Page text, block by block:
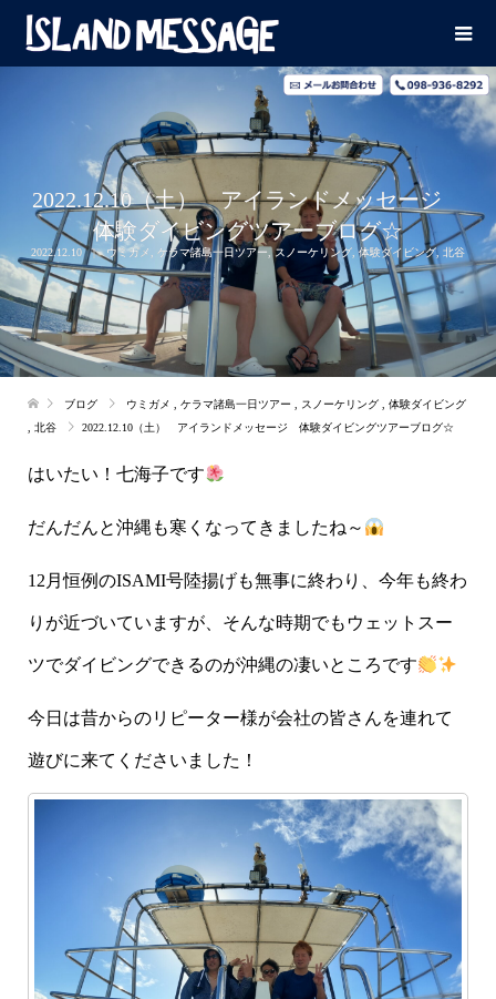
2022.12.10（土） アイランドメッセージ
体験ダイビングツアーブログ☆
2022.12.10 ウミガメ ケラマ諸島一日ツアー ,スノーケリング ,体験ダイビング, 北谷
ブログ ウミガメ ケラマ諸島一日ツアー スノーケリング
体験ダイビング
北谷 2022.12.10（土） アイランドメッセージ 体験ダイビングツアーブログ☆
はいたい！七海子です
だんだんと沖縄も寒くなってきましたね～
12月恒例のISAMI号陸揚げも無事に終わり、今年も終わ
りが近づいていますが、そんな時期でもウェットスー
ツでダイビングできるのが沖縄の凄いところです
今日は昔からのリピーター様が会社の皆さんを連れて
遊びに来てくださいました！